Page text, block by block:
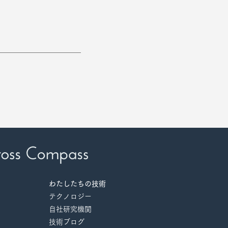
わたしたちの技術
テクノロ ジー
自社研究機関
​技術ブログ